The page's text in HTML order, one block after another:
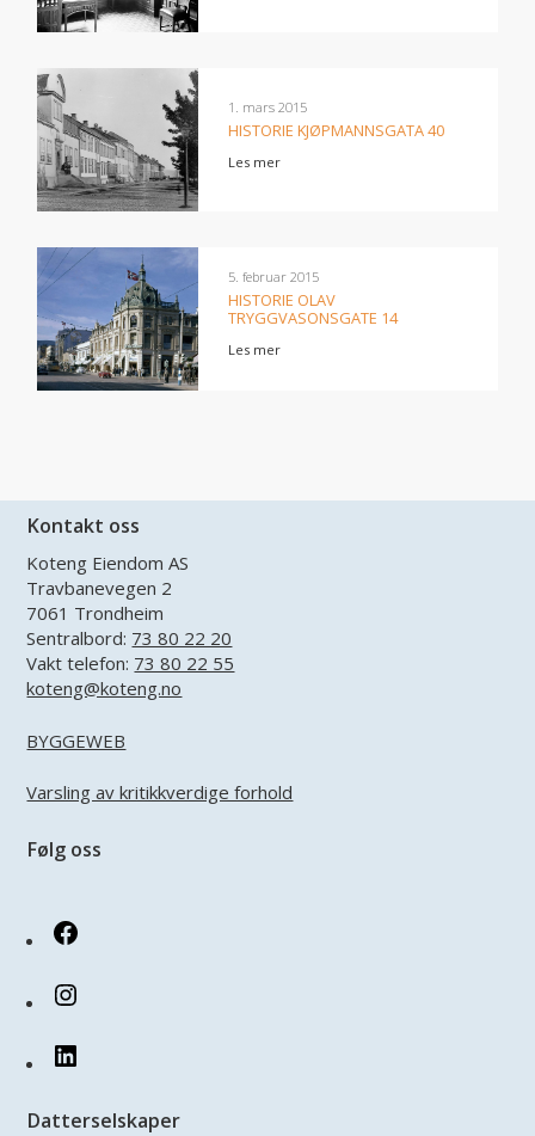
1. mars 2015
HISTORIE KJØPMANNSGATA 40
Les mer
5. februar 2015
HISTORIE OLAV
TRYGGVASONSGATE 14
Les mer
Kontakt oss
Koteng Eiendom AS
Travbanevegen 2
7061 Trondheim
Sentralbord: 73 80 22 20
Vakt telefon: 73 80 22 55
koteng@koteng.no
BYGGEWEB
Varsling av kritikkverdige forhold
Følg oss
Datterselskaper